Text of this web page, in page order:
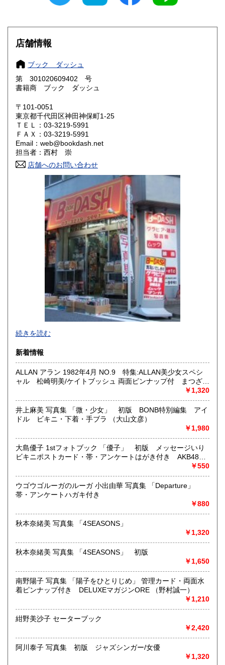
600円 三重県
滋賀県 600円 京都府 600円
大阪府
奈良県
鳥取県 600円
岡山県 600円
山口県 600円
香川県
福岡県
600円 長崎県
600円 大分県
600円 鹿児島県
600円
店舗情報
ブック ダッシュ
第 301020609402 号
書籍商 ブック ダッシュ
〒101-0051
東京都千代田区神田神保町1-25
ＴＥＬ：03-3219-5991
ＦＡＸ：03-3219-5991
Email：web@bookdash.net
担当者：西村 崇
店舗へのお問い合わせ
新旧女優・アイドルのグラビア、なつかしの本
映画・特撮、ゲーム・アニメ古漫画などの趣味本は当店にお
お取り扱いは、趣味のものすべてにわたります。
グラビアアイドル雑誌(キャンディーズなどの昔の女優・アイ
ドルも歓迎)
古マンガ・アニメロマンアルバム系、イラスト集、
美少女ゲーム、プレミアゲーム、攻略本・設定資料集
映画パンフレット、プレミアトイ、音楽
どんなジャンルでも買取することができます。
東京近郊出張買取していますのでお気軽にご相談ください。
線)
最寄駅：神保町駅 御茶ノ水駅
営業時間：12:00-20:00
定休日：なし 年末は30日午後5時に閉店、年始は3日正午よ
メール web@bookdash.net または専用ページでお問い合
お電話 03-3219-5991でも受け付けております。
お取引内容は、ご依頼されたあとの返信メールに、さらに詳
しく説明した文章をお付けしております。ご安心ください。
取り扱い分野
女優・アイドル・グラビア・アダルトや映画・マンガ等
続きを読む
新着情報
ALLAN アラン 1982年4月 NO.9 特集:ALLAN美少女スペシ
ャル 松崎明美/ケイトブッシュ 両面ピンナップ付 まつざき
あけみ・久掛彦見・山田章博 他 月刊OUT増刊号 耽美系
￥1,320
井上麻美 写真集 「微・少女」 初版 BONB特別編集 アイ
ドル ビキニ・下着・手ブラ （大山文彦）
￥1,980
大島優子 1stフォトブック 「優子」 初版 メッセージいり
ビキニポストカード・帯・アンケートはがき付き AKB48
￥550
ウゴウゴルーガのルーガ 小出由華 写真集 「Departure」
帯・アンケートハガキ付き
￥880
秋本奈緒美 写真集 「4SEASONS」
￥1,320
秋本奈緒美 写真集 「4SEASONS」 初版
￥1,650
南野陽子 写真集 「陽子をひとりじめ」 管理カード・両面水
着ピンナップ付き DELUXEマガジンORE （野村誠一）
￥1,210
紺野美沙子 セーターブック
￥2,420
阿川泰子 写真集 初版 ジャズシンガー/女優
￥1,320